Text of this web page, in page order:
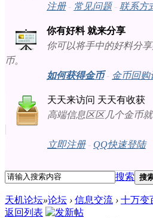
注册- 常见问题- 联系方
你有好料 就来分享
你可以将手中的好料分
币。
如何获得金币- 金币回购
天天来访问 天天有收获
高端信息区区几个金币
立即注册- QQ快速登陆
搜索 搜
天机论坛»论坛 › 信息交流 › 十万变
返回列表